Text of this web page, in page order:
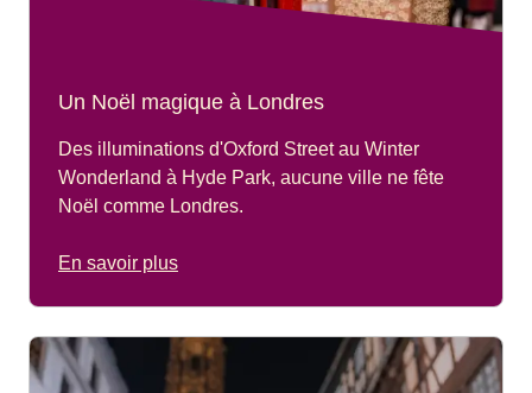
Un Noël magique à Londres
Des illuminations d'Oxford Street au Winter
Wonderland à Hyde Park, aucune ville ne fête
Noël comme Londres.
En savoir plus